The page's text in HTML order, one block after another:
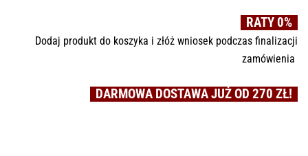
RATY 0%
Dodaj produkt do koszyka i złóż wniosek podczas finalizacji
zamówienia
DARMOWA DOSTAWA JUŻ OD 270 ZŁ!